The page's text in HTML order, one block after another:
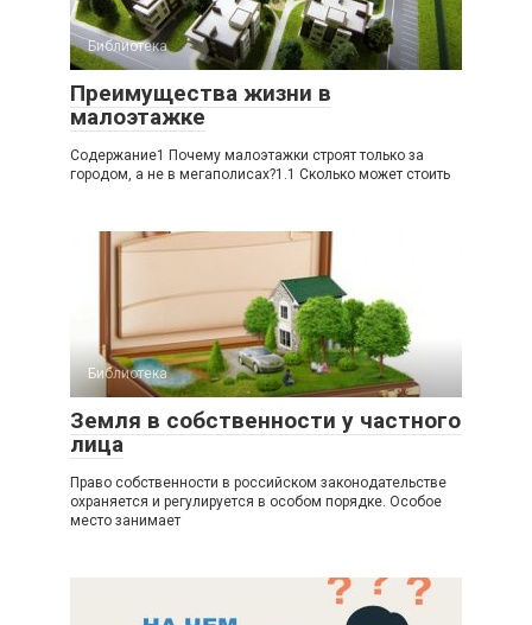
Библиотека
Преимущества жизни в
малоэтажке
Содержание1 Почему малоэтажки строят только за
городом, а не в мегаполисах?1.1 Сколько может стоить
Библиотека
Земля в собственности у частного
лица
Право собственности в российском законодательстве
охраняется и регулируется в особом порядке. Особое
место занимает